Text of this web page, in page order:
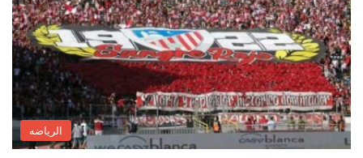
الرياضه